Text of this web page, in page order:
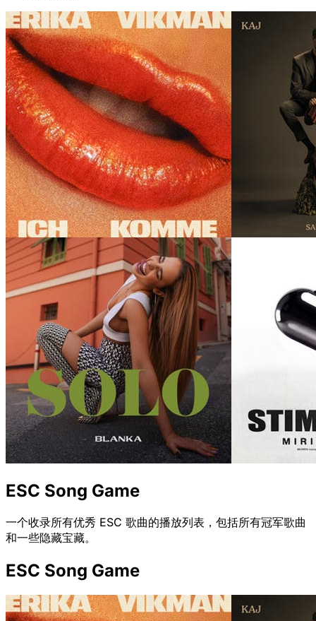
ESC Song Game
一个收录所有优秀 ESC 歌曲的播放列表，包括所有冠军歌曲
和一些隐藏宝藏。
ESC Song Game